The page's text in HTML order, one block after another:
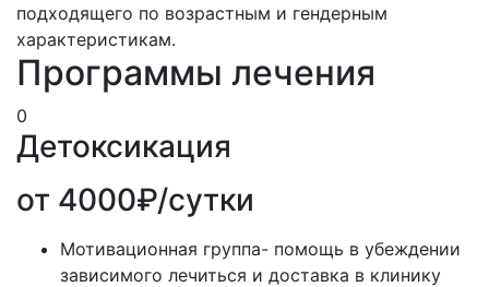
подходящего по возрастным и гендерным
характеристикам.
Программы лечения
0
Детоксикация
от 4000₽/сутки
Мотивационная группа- помощь в убеждении
зависимого лечиться и доставка в клинику